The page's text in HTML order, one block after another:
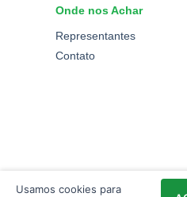
Onde nos Achar
Representantes
Contato
Usamos cookies para